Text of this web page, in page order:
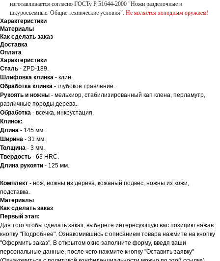
изготавливается согласно ГОСТу Р 51644-2000 "Ножи разделочные и
шкуросъемные. Общие технические условия". Не является холодным оружием!
Характеристики
Материалы
Как сделать заказ
Доставка
Оплата
Характеристики
Сталь - ZPD-189.
Шлифовка клинка - клин.
Обработка клинка - глубокое травление.
Рукоять и ножны - мельхиор, стабилизированный кап клена, перламутр,
различные породы дерева.
Обработка - всечка, инкрустация.
Клинок:
Длина - 145 мм.
Ширина - 31 мм.
Толщина - 3 мм.
Твердость - 63 HRC.
Длина рукояти - 125 мм.
Комплект - нож, ножны из дерева, кожаный подвес, ножны из кожи,
подставка.
Материалы
Как сделать заказ
Первый этап:
Для того чтобы сделать заказ, выберете интересующую вас позицию нажав
кнопку "Подробнее". Ознакомившись с описанием товара нажмите на кнопку
"Оформить заказ". В открытом окне заполните форму, введя ваши
персональные данные, после чего нажмите кнопку "Оставить заявку"